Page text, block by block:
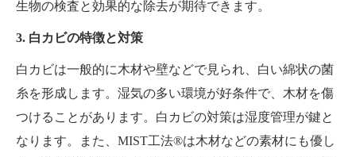
生物の検査と効果的な除去が期待できます。
3. 白カビの特徴と対策
白カビは一般的に木材や壁などで見られ、白い綿状の菌
糸を形成します。湿気の多い環境が好条件で、木材を傷
つけることがあります。白カビの対策は湿度管理が鍵と
なります。また、MIST工法®は木材などの素材にも優し